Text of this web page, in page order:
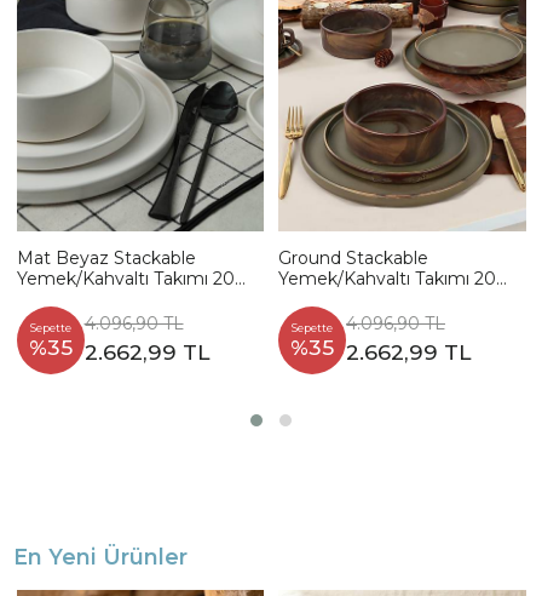
Mat Beyaz Stackable
Yemek/Kahvaltı Takımı 20
Sepette
%35
4.096,90 TL
2.662,99 TL
Ground Stackable
Yemek/Kahvaltı Takımı 20
Sepette
%35
4.096,90 TL
2.662,99 TL
En Yeni Ürünler